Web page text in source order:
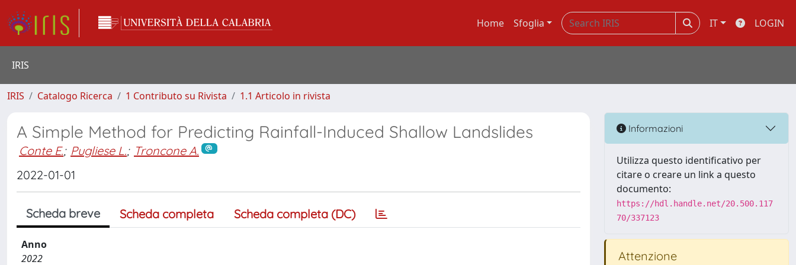
Home Sfoglia IT LOGIN
IRIS
IRIS Catalogo Ricerca 1 Contributo su Rivista 1.1 Articolo in rivista
A Simple Method for Predicting Rainfall-Induced Shallow Landslides
Conte E.; Pugliese L.; Troncone A.
2022-01-01
Scheda breve Scheda completa Scheda completa (DC)
Anno
2022
Informazioni
Utilizza questo identificativo per
citare o creare un link a questo
documento:
https://hdl.handle.net/20.500.117
70/337123
Attenzione